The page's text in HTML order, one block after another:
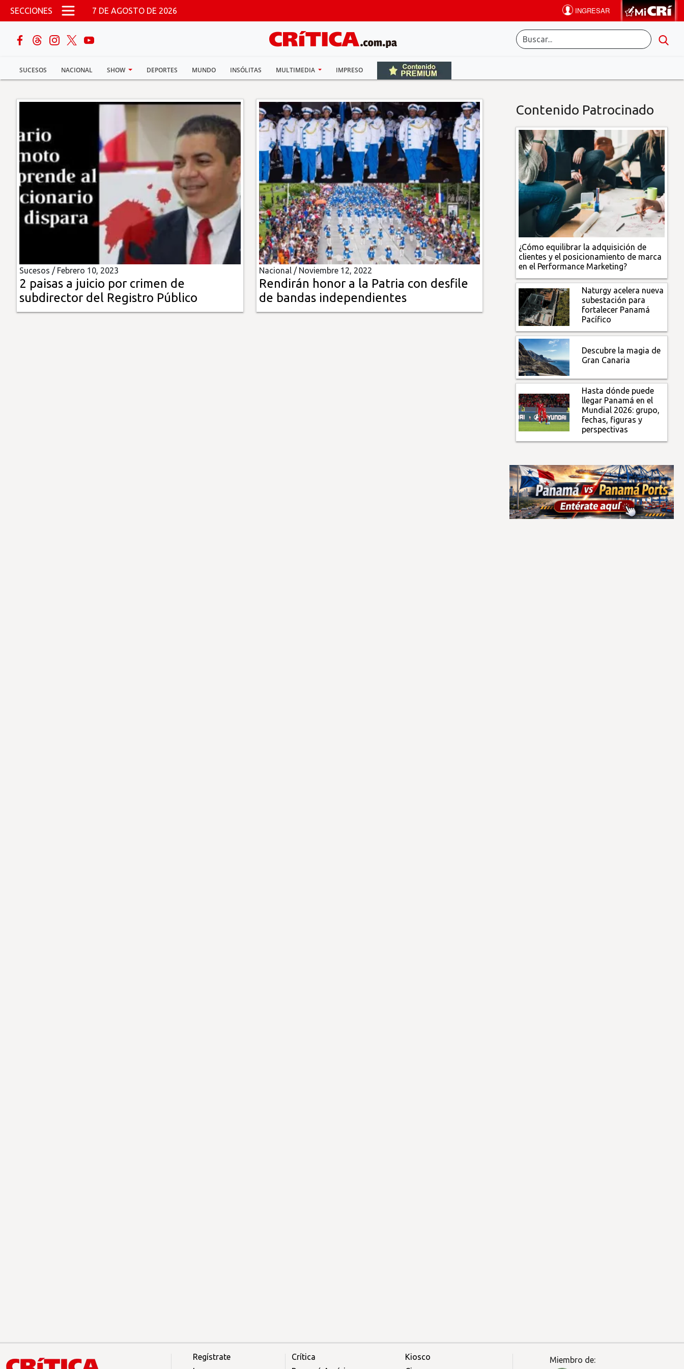
Pasar al contenido principal
SECCIONES 7 DE AGOSTO DE 2026
SUCESOS NACIONAL SHOW DEPORTES MUNDO INSÓLITAS MULTIMEDIA IMPRESO
buscar
Sucesos
Nacional
Política
Show
Deportes
Mundo
Multimedia
Impreso
Sucesos / Febrero 10, 2023
2 paisas a juicio por crimen de
subdirector del Registro Público
Nacional / Noviembre 12, 2022
Rendirán honor a la Patria con desfile
de bandas independientes
Contenido Patrocinado
¿Cómo equilibrar la adquisición de
clientes y el posicionamiento de marca
en el Performance Marketing?
Naturgy acelera nueva
subestación para
fortalecer Panamá
Pacífico
Descubre la magia de
Gran Canaria
Hasta dónde puede
llegar Panamá en el
Mundial 2026: grupo,
fechas, figuras y
perspectivas
Regístrate
Crítica
Kiosco
Miembro de: